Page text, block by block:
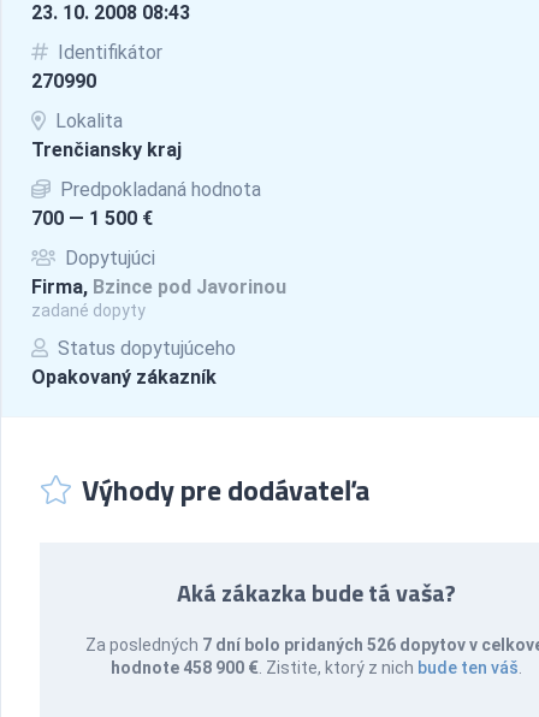
23. 10. 2008 08:43
Identifikátor
270990
Lokalita
Trenčiansky kraj
Predpokladaná hodnota
700 — 1 500 €
Dopytujúci
Firma, Bzince pod Javorinou
zadané dopyty
Status dopytujúceho
Opakovaný zákazník
Výhody pre dodávateľa
Aká zákazka bude tá vaša?
Za posledných 7 dní bolo pridaných 526 dopytov v
hodnote 458 900 € . Zistite, ktorý z nich bude ten váš